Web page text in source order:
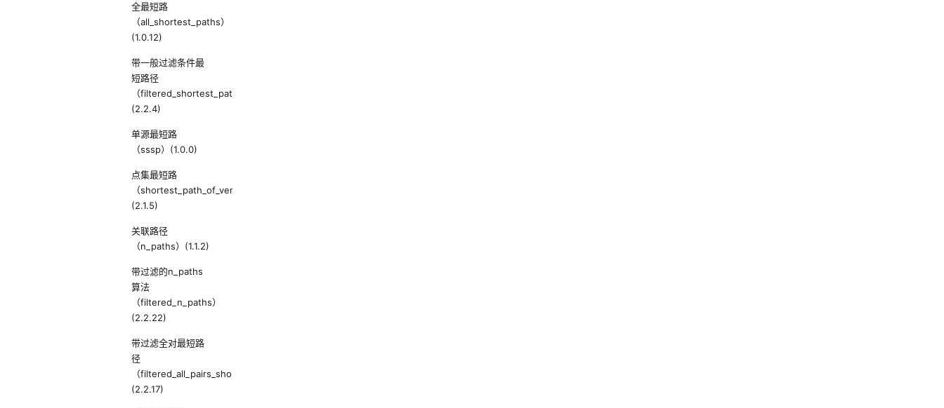
全最短路
（all_shortest_paths）
(1.0.12)
带一般过滤条件最
短路径
（filtered_shortest_path）
(2.2.4)
单源最短路
（sssp）(1.0.0)
点集最短路
（shortest_path_of_vertex_sets）
(2.1.5)
关联路径
（n_paths）(1.1.2)
带过滤的n_paths
算法
（filtered_n_paths）
(2.2.22)
带过滤全对最短路
径
（filtered_all_pairs_shortest_paths）
(2.2.17)